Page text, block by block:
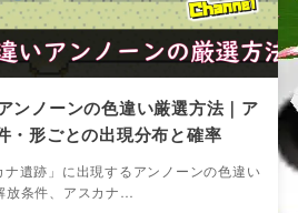
ンノーンの色違い厳選方法｜ア
・形ごとの出現分布と確率
遺跡」に出現するアンノーンの色違い
条件、アスカナ…